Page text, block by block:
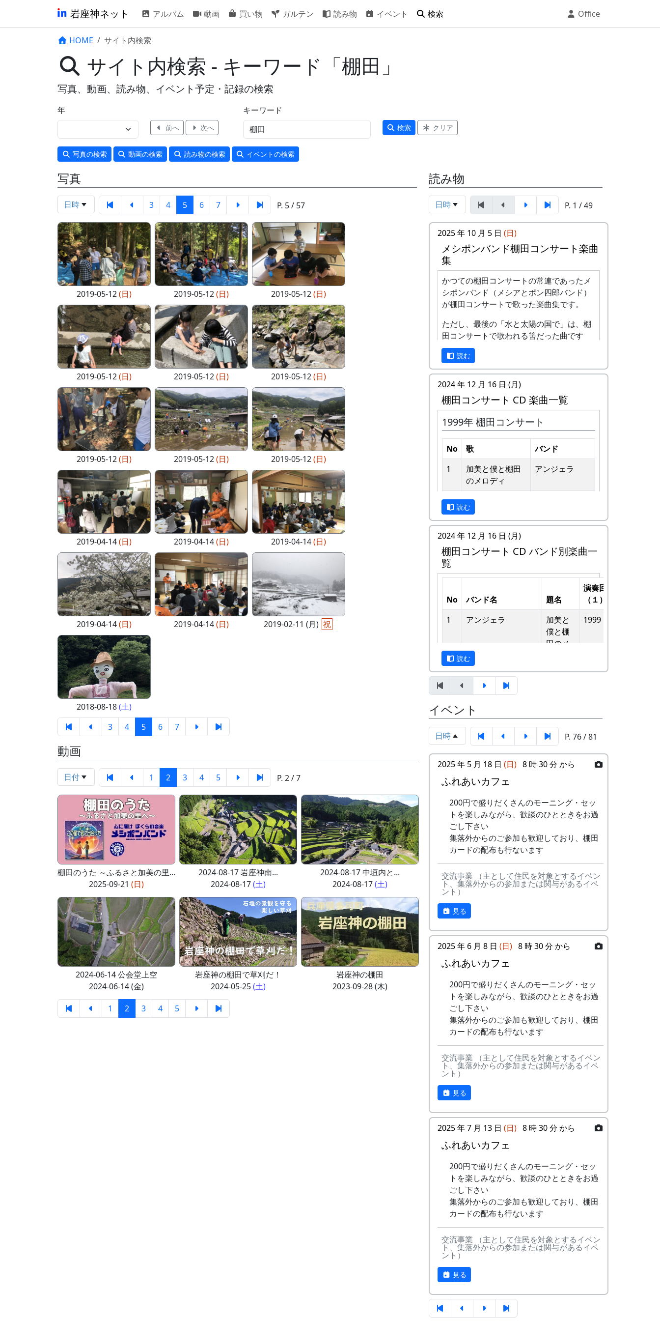
岩座神ネット アルバム 動画 買い物 ガルテン 読み物 イベント 検索 Office
HOME サイト内検索
サイト内検索 - キーワード「棚田」
写真、動画、読み物、イベント予定・記録の検索
年
前へ 次へ
キーワード
検索 クリア
写真の検索 動画の検索 読み物の検索 イベントの検索
写真
日時 3 4 5 6 7 P. 5 / 57
2019-05-12(日) 2019-05-12(日) 2019-05-12(日)
2019-05-12(日) 2019-05-12(日) 2019-05-12(日)
2019-05-12(日) 2019-05-12(日) 2019-05-12(日)
2019-04-14(日) 2019-04-14(日) 2019-04-14(日)
2019-04-14(日) 2019-04-14(日) 2019-02-11 (月) 祝
2018-08-18(土)
3
4 5 6 7
動画
日付 1 2 3 4 5 P. 2 / 7
棚田のうた ～ふるさと加美の里...
2025-09-21 (日)
2024-08-17 岩座神南...
2024-08-17(土)
2024-08-17 中垣内と...
2024-08-17(土)
2024-06-14 公会堂上空
2024-06-14 (金)
岩座神の棚田で草刈だ！
2024-05-25(土)
岩座神の棚田
2023-09-28 (木)
1 2 3 4 5
読み物
日時 P. 1 / 49
2025 年 10 月 5 日 (日)
メシポンバンド棚田コンサート楽曲
集
かつての棚田コンサートの常連であったメ
シポンバンド（メシアとポン四郎バンド）
が棚田コンサートで歌った楽曲集です。
ただし、最後の「水と太陽の国で」は、棚
田コンサートで歌われる筈だった曲です
が、実際に棚田コンサートが歌われること
はありませんでした。
棚田のうた ～ふるさと加美の里へ
～
私達メシポンバンドが若い頃連続出場を果
たしてきた「棚田コンサート」は、フォー
クソングシンガーの“坂庭省悟さん”を始め
審査員の方が見守る中、毎年優秀バンドが
表彰されました。
私達は、この「棚田のうた ～ふるさと加
美の里へ～」で出場した年、“２位”に入る
ことができました。賞品は何と！「地元産
の卵、半年分」でした。
田んぼの真ん中で山積みの卵の箱を受け取
り、バンドメンバーで分けて持って帰ろう
としてたら、他のバンドに目茶苦茶うらや
ましがられたのを覚えています。
しばらくメンバーのお家では、おいしい“た
まごかけごはん”や“卵料理”を味わうことが
でき、「音楽やっててよかったなあ」と思
った瞬間でした～。 (ポン四郎）
棚田のイネに
里山の自然と暮らしを守ろうと、全国に棚
田オーナー制度というのがあります。
ある都会の若者が、棚田で田植えをして地
元の人に管理してもらい、収穫を楽しみに
１年を過ごす姿を想像して詩を書きまし
た。
相棒の“うらめしあ”が曲をつけてくれて、
兵庫県のとある棚田コンサート（収穫日に
田んぼでライブする企画）でみんなで歌っ
水と太陽の国で
稲刈りの日、田んぼでオリジナル曲を披
露・演奏する棚田コンサート。
毎年曲を創り出演してきましたが、その中
す。
水田に降り注ぐ“雨”と“太陽の光”が、私達の
命を支えているのだと実感させられた「里
山のよきイベント」でした。（ポン四郎）
収穫祭にて
読む
2024 年 12 月 16 日 (月)
棚田コンサート CD 楽曲一覧
1999年 棚田コンサート
No 歌
バンド
1
加美と僕と棚⽥
のメロディ
アンジェラ
2 歌おうみんなで
3
ワンス・アン
ー
4
僕の中のふるさ
H
CORPORATION
5
棚⽥のイネに
メシアとポン四
郎バンド
6
ふるさと加美の
⾥へ
棚⽥の⾵
8
この町で
9
⻩⾦の海
アンジェラ
10
帰ってきたよ
H
CORPORATION
11
帰郷〜2000〜9
⽉吉⽇
12 帰郷
なでしこ
13
僕は棚⽥の中に
いる
CORPORATION
15
17
棚⽥のステージ
アンジェラ
2000年 加美町〜棚⽥の秋〜 穫れ
たてのうた
No 歌
バンド
の⾥へ
バンド
2
加美の⾥か
ら'98
パルス
4
棚⽥の⾵
アンジェラ
5
なんとなく聴
あしたは帰ろ
う
グリーンマウンテ
7
蒼い⾵〜棚
⽥'99〜
MASA BAND
8
ふるさと加美
の⾥へ
旅⼈
9
10
この町で
MASA BAND
⻩⾦の海
読む
2024 年 12 月 16 日 (月)
棚田コンサート CD バンド別楽曲一
覧
No バンド名 題名
演奏回
（１）
1
アンジェラ
加美と
僕と棚
⽥のメ
1999
- アンジェラ
僕は棚
1999
- アンジェラ
棚⽥の
⾵
1999
- アンジェラ
棚⽥の
ステー
1999
海
2
グリーンマウンテン
ボーイズ
みんな
グリーンマウンテン
ボーイズ
あした
は帰ろ
2000
-
る
3 ⽉ーアカリ
ンド・
フォー
⽉ーアカリ
収穫の
1999
4
H CORPORATION
(II)
僕の中
のふる
1999
- H CORPORATION
きたよ
- HCORPORATION(II)
静かに
1999
5
メシアとポン四郎バ
ンド
棚⽥の
イネに
1999
メシアとポン四郎バ
ンド
ふるさ
と加美
1999
-
メシアとポン四郎バ
ンド
⽔と太
陽の国
1999
6 MASA BAND
で
- MASA BAND
読む
イベント
日時 P. 76 / 81
2025 年 5 月 18 日 (日) 8 時 30 分 から
ふれあいカフェ
200円で盛りだくさんのモーニング・セッ
トを楽しみながら、歓談のひとときをお過
ごし下さい
集落外からのご参加も歓迎しており、棚田
カードの配布も行ないます
交流事業 （主として住民を対象とするイベン
ト、集落外からの参加または関与があるイベ
ント）
見る
2025 年 6 月 8 日 (日) 8 時 30 分 から
ふれあいカフェ
200円で盛りだくさんのモーニング・セッ
トを楽しみながら、歓談のひとときをお過
ごし下さい
集落外からのご参加も歓迎しており、棚田
カードの配布も行ないます
交流事業 （主として住民を対象とするイベン
ト、集落外からの参加または関与があるイベ
ント）
見る
2025 年 7 月 13 日 (日) 8 時 30 分 から
ふれあいカフェ
200円で盛りだくさんのモーニング・セッ
トを楽しみながら、歓談のひとときをお過
ごし下さい
集落外からのご参加も歓迎しており、棚田
カードの配布も行ないます
交流事業 （主として住民を対象とするイベン
ト、集落外からの参加または関与があるイベ
ント）
見る